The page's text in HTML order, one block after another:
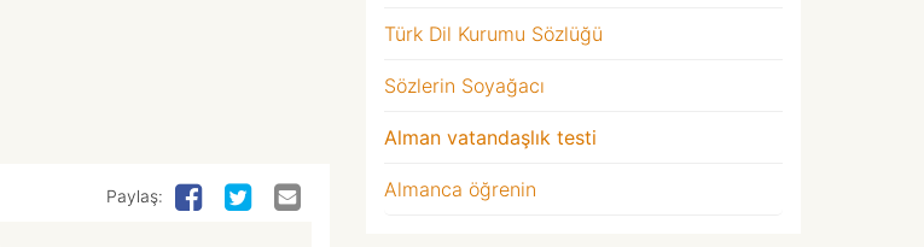
Paylaş:
Türk Dil Kurumu Sözlüğü
Sözlerin Soyağacı
Alman vatandaşlık testi
Almanca öğrenin